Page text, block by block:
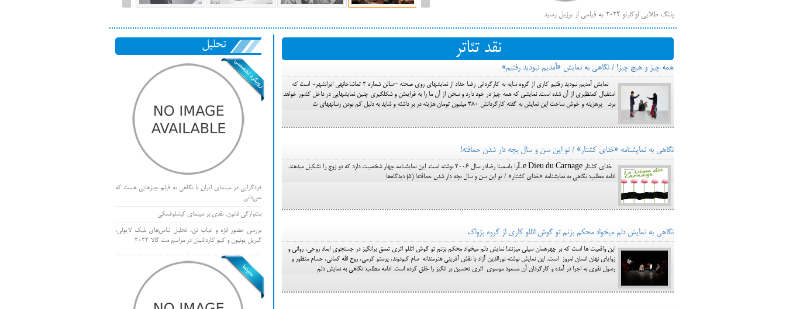
پلنگ طلایی لوکارنو ۲۰۲۲ به فیلمی از برزیل رسید
فهرست فیلم‌های بخش مسابقه جشنواره فیلم ونیز ۲۰۲۲ مشخص شد، سهم پررنگ
ایرانی‌ها
بیرون راندن فیلم‌های منتسب به حامیان کرملین از جشنواره کن، راه برای مستقل‌ها
باز است
نقد تئاتر
همه چیز و هیچ چیز! / نگاهی به نمایش «آمدیم نبودید رفتیم»
نمایش آمدیم نبودید رفتیم کاری از گروه سایه به کارگردانی رضا حداد از نمایش‎های روی صحنه –سالن شماره 2 تماشاخانه‎ی ایرانشهر- است که
استقبال کم‎نظیری از آن شده است. نمایشی که همه چیز در خود دارد و سخن از آن ما را به فرای‎متن و شکل‎گیری چنین نمایش‎هایی در داخل کشور خواهد
برد. پرهزینه و خوش ساخت این نمایش به گفته کارگردانش 380 میلیون تومان هزینه در بر داشته و شاید به دلیل کم بودن رسانه‎های ت
نگاهی به نمایشنامه «خدای کشتار» / تو این سن و سال بچه دار شدن حماقته!
خدای کشتار Le Dieu du Carnageرا یاسمینا رضادر سال 2006 نوشته است. این نمایشنامه چهار شخصیت دارد که دو زوج را تشکیل می‎دهند.
ادامه مطلب: نگاهی به نمایشنامه «خدای کشتار» / تو این سن و سال بچه دار شدن حماقته! (5) دیدگاه‌ها
نگاهی به نمایش دلم میخواد محکم بزنم تو گوش اتللو کاری از گروه پژواک
این واقعیت ها است که بر چهره‎مان سیلی می‎زنند! نمایش دلم میخواد محکم بزنم تو گوش اتللو اثری تعمق بر‎انگیز در جستجوی ابعاد روحی، روانی و
زوایای نهان انسان امروز است. این نمایش نوشته نورالدین آزاد با نقش آفرینی هنرمندانه سام کبودوند، پرستو کرمی، روح الله کمانی، حسام منظور و
رسول نقوی به اجرا در آمده و کارگردان آن مسعود موسوی اثری تحسین بر انگیز را خلق کرده است. ادامه مطلب: نگاهی به نمایش دلم
تحلیل
فردگرایی در سینمای ایران با نگاهی به فیلم چیزهایی هست که
نمی‌دانی
بت‌وارگی قانون، نقدی بر سینمای کیشلوفسکی
بررسی حضور ابژه و غیاب تن، تحلیل لباس‌های بلیک لایولی،
گبریل یونیون و کیم کارداشیان در مراسم مت گالا ۲۰۲۲